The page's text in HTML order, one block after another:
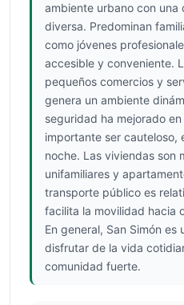
ambiente urbano con una
diversa. Predominan
como jóvenes
accesible y conveniente.
pequeños comercios y
genera un ambiente
seguridad ha mejorado
importante ser cauteloso,
noche. Las viviendas son
unifamiliares y
transporte público es
facilita la movilidad hacia
En general, San Simón
disfrutar de la vida
comunidad fuerte.